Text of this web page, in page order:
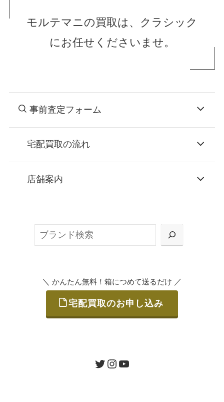
モルテマニの買取は、クラシック
にお任せくださいませ。
事前査定フォーム
宅配買取の流れ
お申込み
または梱包材不要の「集荷申込」からお選び
ご発送
店舗案内
＼ かんたん無料！箱につめて送るだけ ／
宅配買取のお申し込み
ツイッターインスタグラムユーチューブ